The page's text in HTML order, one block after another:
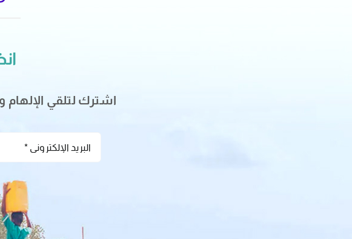
اشترك لتلقي الإلهام